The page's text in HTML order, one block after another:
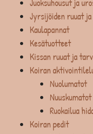
Juoksuhousut ja
Jyrsijöiden ruuat
Kaulapannat
Kesätuotteet
Kissan ruuat ja
Koiran
Nuolumatot
Nuuskumatot
Ruokailua
Koiran pedit